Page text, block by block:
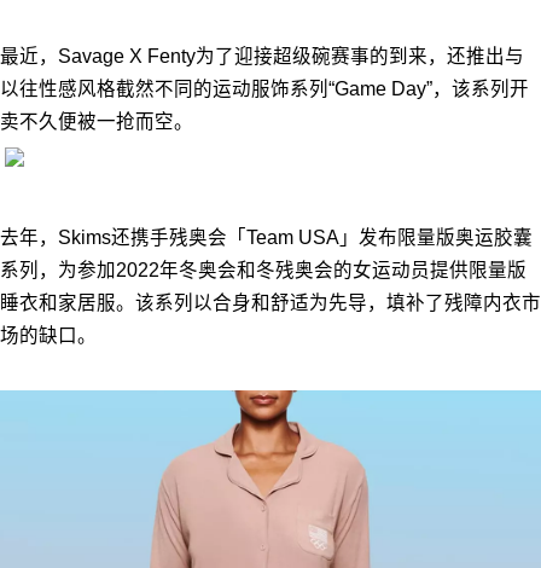
最近，Savage X Fenty为了迎接超级碗赛事的到来，还推出与
以往性感风格截然不同的运动服饰系列“Game Day”，该系列开
卖不久便被一抢而空。
去年，Skims还携手残奥会「Team USA」发布限量版奥运胶囊
系列，为参加2022年冬奥会和冬残奥会的女运动员提供限量版
睡衣和家居服。该系列以合身和舒适为先导，填补了残障内衣市
场的缺口。